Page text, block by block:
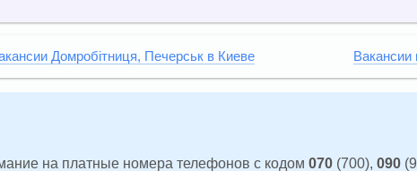
Домробітниця, Печерськ в Киеве Вакансии
на платные номера телефонов с кодом 070 (700), 090